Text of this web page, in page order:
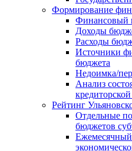
Формирование
Финансовый
Доходы
Расходы
Источники
бюджета
Недоимка/
Анализ
Рейтинг
Отдельные
бюджетов